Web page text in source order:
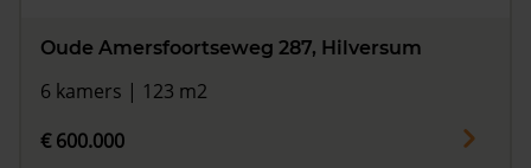
Oude Amersfoortseweg 287, Hilversum
6 kamers | 123 m2
€ 600.000